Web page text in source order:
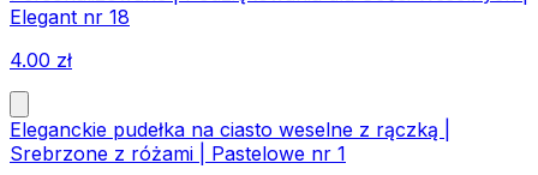
Elegant nr 18
4.00 zł
Eleganckie pudełka na ciasto weselne z rączką |
Srebrzone z różami | Pastelowe nr 1